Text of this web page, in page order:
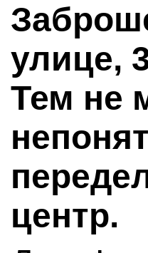
улице,
Тем не
центр.